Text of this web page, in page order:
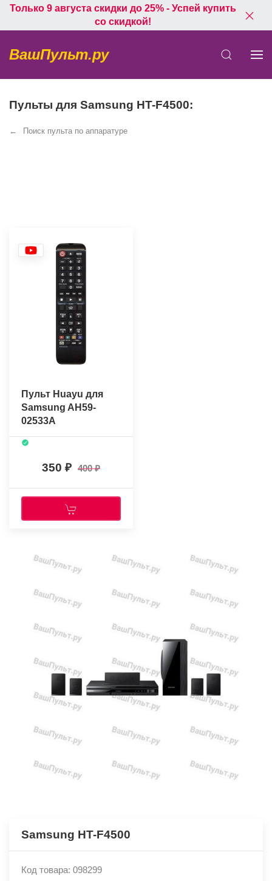
Только 9 августа скидки до 25% - Успей купить
со скидкой!
ВашПульт.ру
Пульты для Samsung HT-F4500:
Поиск пульта по аппаратуре
Пульт Huayu для
Samsung AH59-
02533A
350 400
Samsung HT-F4500
Код товара: 098299